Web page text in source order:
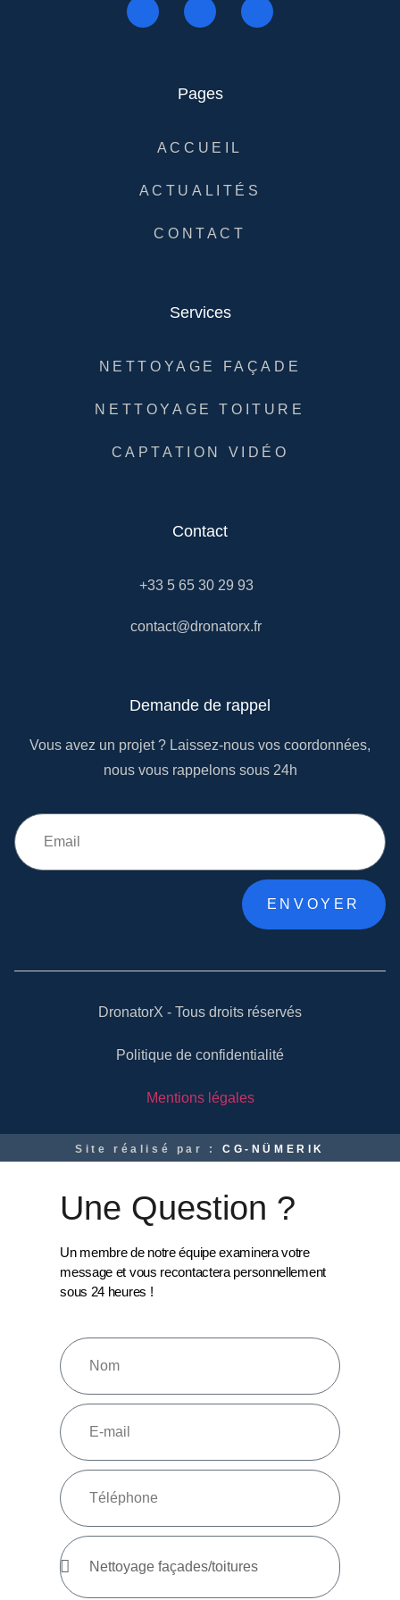
Pages
ACCUEIL
ACTUALITÉS
CONTACT
Services
NETTOYAGE FAÇADE
NETTOYAGE TOITURE
CAPTATION VIDÉO
Contact
+33 5 65 30 29 93
contact@dronatorx.fr
Demande de rappel
Vous avez un projet ? Laissez-nous vos coordonnées,
nous vous rappelons sous 24h
ENVOYER
DronatorX - Tous droits réservés
Politique de confidentialité
Mentions légales
Site réalisé par : CG-NÜMERIK
Une Question ?
Un membre de notre équipe examinera votre
message et vous recontactera personnellement
sous 24 heures !